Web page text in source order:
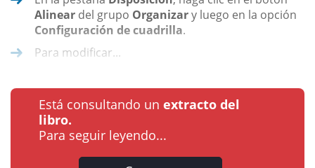
Alinear del grupo Organizary luego en la opción
Configuración de cuadrilla.
Para modificar...
Está consultando un extracto del
libro.
Para seguir leyendo...